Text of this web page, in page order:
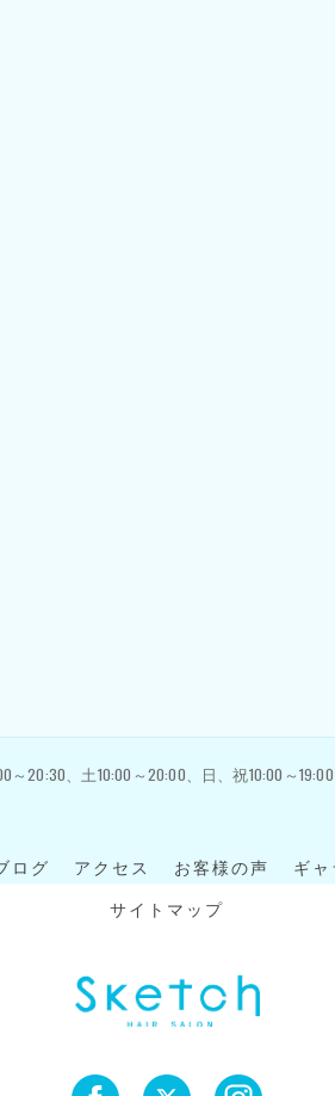
～20:30、土10:00～20:00、日、祝10:00～
ログ アクセス お客様の声 ギ
サイトマップ